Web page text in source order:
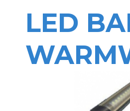
LED